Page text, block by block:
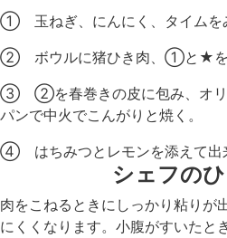
① 玉ねぎ、にんにく、タイムを
② ボウルに猪ひき肉、①と★を
③ ②を春巻きの皮に包み、オリ
パンで中火でこんがりと焼く。
④ はちみつとレモンを添えて出
シェフの
肉をこねるときにしっかり粘りが
にくくなります。小腹がすいたと